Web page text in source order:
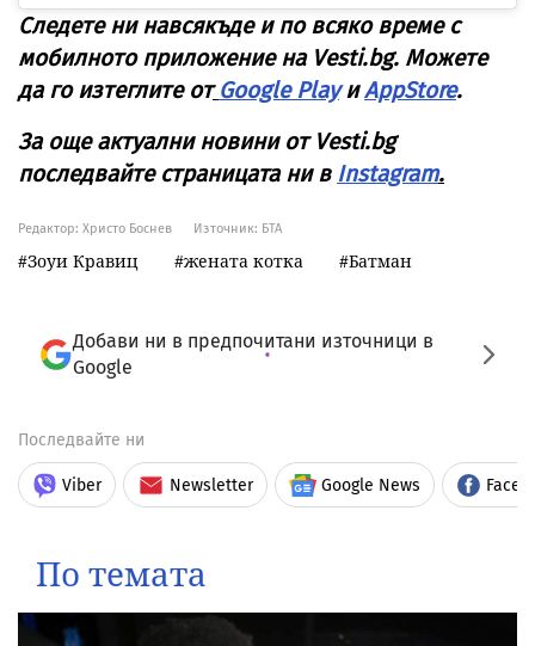
Следете ни навсякъде и по всяко време с
мобилното приложение на Vesti.bg. Можете
да го изтеглите от Google PlayиAppStore.
За още актуални новини от Vesti.bg
последвайте страницата ни в Instagram.
Редактор: Христо Боснев Източник: БТА
Зоуи Кравиц жената котка Батман
Добави ни в предпочитани източници в
Google
Последвайте ни
Viber Newsletter Google News
По темата